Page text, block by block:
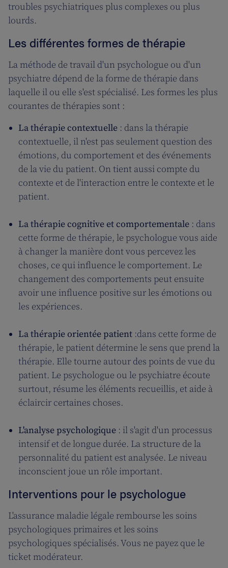
troubles psychiatriques plus complexes ou plus
lourds.
Les différentes formes de thérapie
La méthode de travail d'un psychologue ou d'un
psychiatre dépend de la forme de thérapie dans
laquelle il ou elle s'est spécialisé. Les formes les plus
courantes de thérapies sont :
La thérapie contextuelle : dans la thérapie
contextuelle, il n'est pas seulement question des
émotions, du comportement et des événements
de la vie du patient. On tient aussi compte du
contexte et de l'interaction entre le contexte et le
patient.
La thérapie cognitive et comportementale : dans
cette forme de thérapie, le psychologue vous aide
à changer la manière dont vous percevez les
choses, ce qui influence le comportement. Le
changement des comportements peut ensuite
avoir une influence positive sur les émotions ou
les expériences.
La thérapie orientée patient :dans cette forme de
thérapie, le patient détermine le sens que prend la
thérapie. Elle tourne autour des points de vue du
patient. Le psychologue ou le psychiatre écoute
surtout, résume les éléments recueillis, et aide à
éclaircir certaines choses.
L'analyse psychologique : il s'agit d'un processus
intensif et de longue durée. La structure de la
personnalité du patient est analysée. Le niveau
inconscient joue un rôle important.
Interventions pour le psychologue
L'assurance maladie légale rembourse les soins
psychologiques primaires et les soins
psychologiques spécialisés. Vous ne payez que le
ticket modérateur.